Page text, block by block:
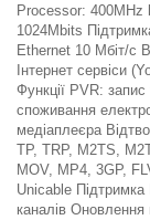
Processor:
1024Mbits
Ethernet 10 Мбіт/с
Інтернет сервіси
Функції PVR:
споживання
медіаплеєра
TP, TRP, M2TS,
MOV, MP4, 3GP,
Unicable
каналів Оновлення